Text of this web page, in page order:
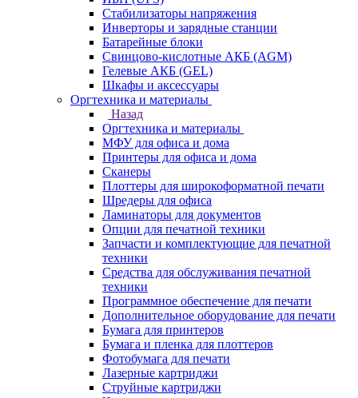
Стабилизаторы напряжения
Инверторы и зарядные станции
Батарейные блоки
Свинцово-кислотные АКБ (AGM)
Гелевые АКБ (GEL)
Шкафы и аксессуары
Оргтехника и материалы
Назад
Оргтехника и материалы
МФУ для офиса и дома
Принтеры для офиса и дома
Сканеры
Плоттеры для широкоформатной печати
Шредеры для офиса
Ламинаторы для документов
Опции для печатной техники
Запчасти и комплектующие для печатной
техники
Средства для обслуживания печатной
техники
Программное обеспечение для печати
Дополнительное оборудование для печати
Бумага для принтеров
Бумага и пленка для плоттеров
Фотобумага для печати
Лазерные картриджи
Струйные картриджи